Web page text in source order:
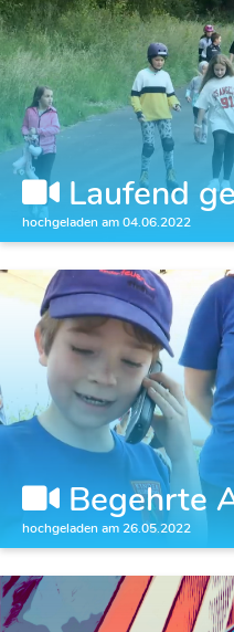
Laufend
hochgeladen am 04.06.2022
Begehrte
hochgeladen am 26.05.2022